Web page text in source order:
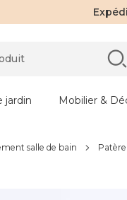
jardin Mobilier &
salle de bain